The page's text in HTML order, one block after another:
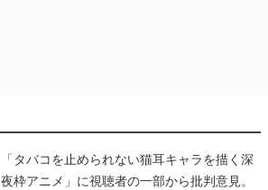
「タバコを止められない猫耳キャラを描く深
夜枠アニメ」に視聴者の一部から批判意見。